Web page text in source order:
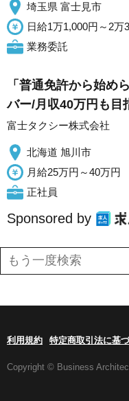
埼玉県 富士見市
日給1万1,000円～2万
業務委託
「普通免許から始め
バー/月収40万円も目
富士タクシー株式会社
北海道 旭川市
月給25万円～40万円
正社員
Sponsored by
利用規約 特定商取引法に基
Copyright © Business